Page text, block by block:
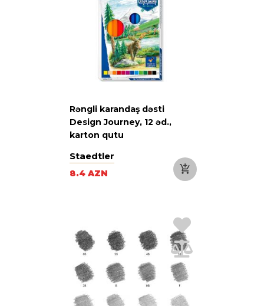
Rəngli karandaş dəsti
Design Journey, 12 əd.,
karton qutu
Staedtler
8.4 AZN